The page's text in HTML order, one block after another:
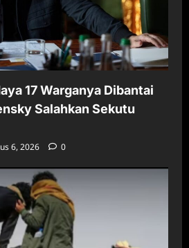
17 Warganya Dibantai
Salahkan Sekutu
6, 2026 0